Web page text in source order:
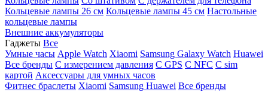
Кольцевые лампы 26 см Кольцевые лампы 45 см Настольные
кольцевые лампы
Внешние аккумуляторы
Гаджеты Все
Умные часы Apple Watch Xiaomi Samsung Galaxy Watch Huawei
Все бренды C измерением давления C GPS C NFC C sim
картой Аксессуары для умных часов
Фитнес браслеты Xiaomi Samsung Huawei Все бренды